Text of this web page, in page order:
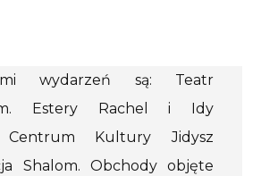
wydarzeń są: Teatr
Estery Rachel i Idy
Centrum Kultury Jidysz
Shalom. Obchody objęte